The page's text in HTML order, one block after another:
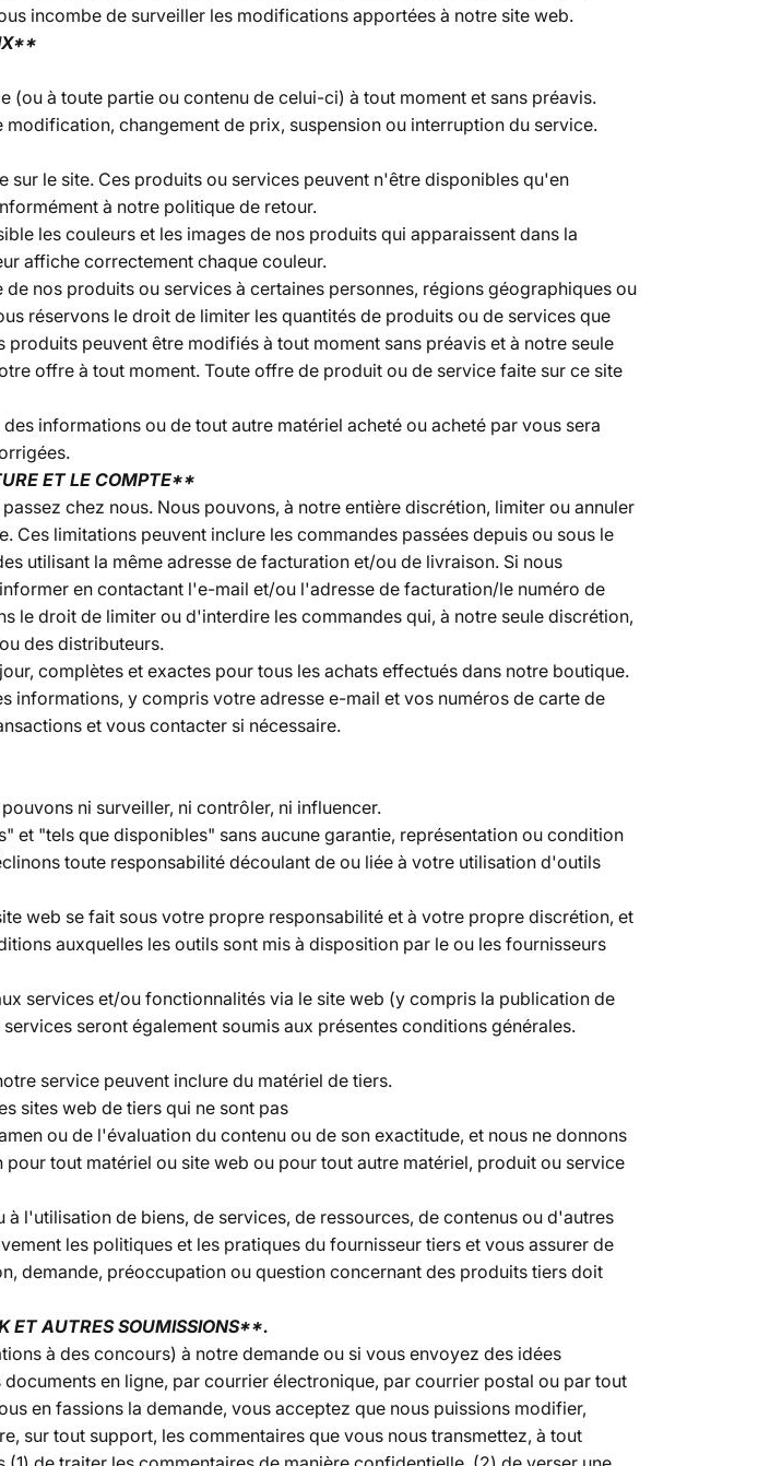
incombe de surveiller les modifications apportées à notre site web.
à toute partie ou contenu de celui-ci) à tout moment et sans préavis.
changement de prix, suspension ou interruption du service.
le site. Ces produits ou services peuvent n'être disponibles qu'en
à notre politique de retour.
les couleurs et les images de nos produits qui apparaissent dans la
affiche correctement chaque couleur.
nos produits ou services à certaines personnes, régions géographiques ou
réservons le droit de limiter les quantités de produits ou de services que
peuvent être modifiés à tout moment sans préavis et à notre seule
offre à tout moment. Toute offre de produit ou de service faite sur ce site
informations ou de tout autre matériel acheté ou acheté par vous sera
ET LE COMPTE**
chez nous. Nous pouvons, à notre entière discrétion, limiter ou annuler
Ces limitations peuvent inclure les commandes passées depuis ou sous le
utilisant la même adresse de facturation et/ou de livraison. Si nous
en contactant l'e-mail et/ou l'adresse de facturation/le numéro de
le droit de limiter ou d'interdire les commandes qui, à notre seule discrétion,
des distributeurs.
complètes et exactes pour tous les achats effectués dans notre boutique.
y compris votre adresse e-mail et vos numéros de carte de
et vous contacter si nécessaire.
ni surveiller, ni contrôler, ni influencer.
et "tels que disponibles" sans aucune garantie, représentation ou condition
toute responsabilité découlant de ou liée à votre utilisation d'outils
web se fait sous votre propre responsabilité et à votre propre discrétion, et
auxquelles les outils sont mis à disposition par le ou les fournisseurs
services et/ou fonctionnalités via le site web (y compris la publication de
seront également soumis aux présentes conditions générales.
service peuvent inclure du matériel de tiers.
sites web de tiers qui ne sont pas
ou de l'évaluation du contenu ou de son exactitude, et nous ne donnons
tout matériel ou site web ou pour tout autre matériel, produit ou service
l'utilisation de biens, de services, de ressources, de contenus ou d'autres
les politiques et les pratiques du fournisseur tiers et vous assurer de
demande, préoccupation ou question concernant des produits tiers doit
ET AUTRES SOUMISSIONS**.
à des concours) à notre demande ou si vous envoyez des idées
en ligne, par courrier électronique, par courrier postal ou par tout
en fassions la demande, vous acceptez que nous puissions modifier,
sur tout support, les commentaires que vous nous transmettez, à tout